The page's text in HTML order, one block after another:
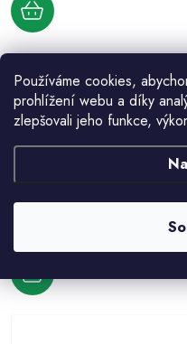
Používáme cookies,
prohlížení webu a díky
zlepšovali jeho funkce,
Vodovodní baterie vanová NIL -
150 mm